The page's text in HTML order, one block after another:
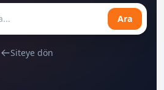
Ara
Siteye dön